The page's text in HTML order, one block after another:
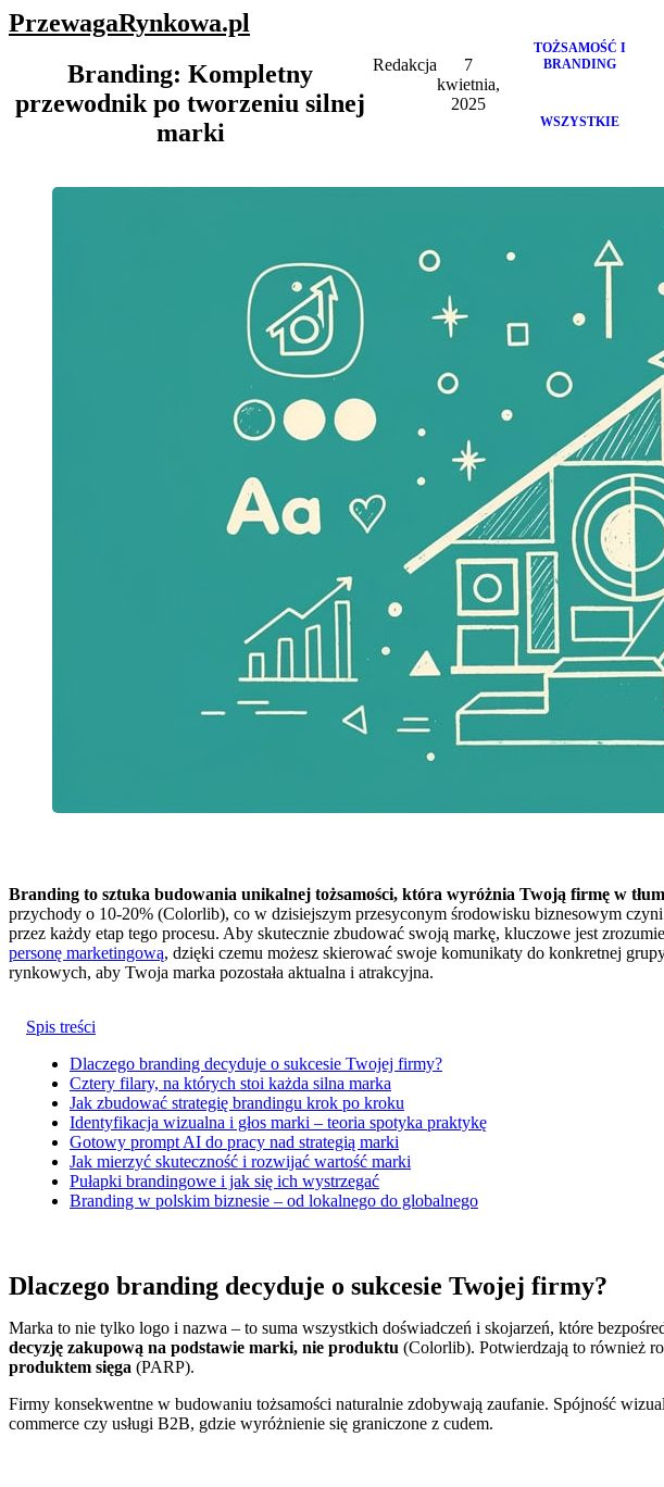
PrzewagaRynkowa.pl
Branding: Kompletny
przewodnik po tworzeniu silnej
marki
Redakcja
7
kwietnia,
2025
TOŻSAMOŚĆ I
BRANDING
WSZYSTKIE
Branding to sztuka budowania unikalnej tożsamości, która wyróżnia Twoją firmę w
przychody o 10-20% (Colorlib), co w dzisiejszym przesyconym środowisku biznesowym
przez każdy etap tego procesu. Aby skutecznie zbudować swoją markę, kluczowe jest
personę marketingową, dzięki czemu możesz skierować swoje komunikaty do konkretnej
rynkowych, aby Twoja marka pozostała aktualna i atrakcyjna.
Spis treści
Dlaczego branding decyduje o sukcesie Twojej firmy?
Cztery filary, na których stoi każda silna marka
Jak zbudować strategię brandingu krok po kroku
Identyfikacja wizualna i głos marki – teoria spotyka praktykę
Gotowy prompt AI do pracy nad strategią marki
Jak mierzyć skuteczność i rozwijać wartość marki
Pułapki brandingowe i jak się ich wystrzegać
Branding w polskim biznesie – od lokalnego do globalnego
Dlaczego branding decyduje o sukcesie Twojej firmy?
Marka to nie tylko logo i nazwa – to suma wszystkich doświadczeń i skojarzeń, które
decyzję zakupową na podstawie marki, nie produktu (Colorlib). Potwierdzają to również
produktem sięga (PARP).
Firmy konsekwentne w budowaniu tożsamości naturalnie zdobywają zaufanie. Spójność
commerce czy usługi B2B, gdzie wyróżnienie się graniczone z cudem.